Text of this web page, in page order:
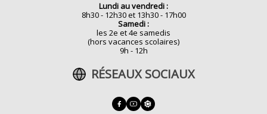
Lundi au vendredi :
8h30 - 12h30 et 13h30 - 17h00
Samedi :
les 2e et 4e samedis
(hors vacances scolaires)
9h - 12h
RÉSEAUX SOCIAUX